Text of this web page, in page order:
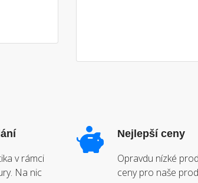
v rámci
Na nic
Nejlepší ceny
Opravdu nízké
ceny pro naše